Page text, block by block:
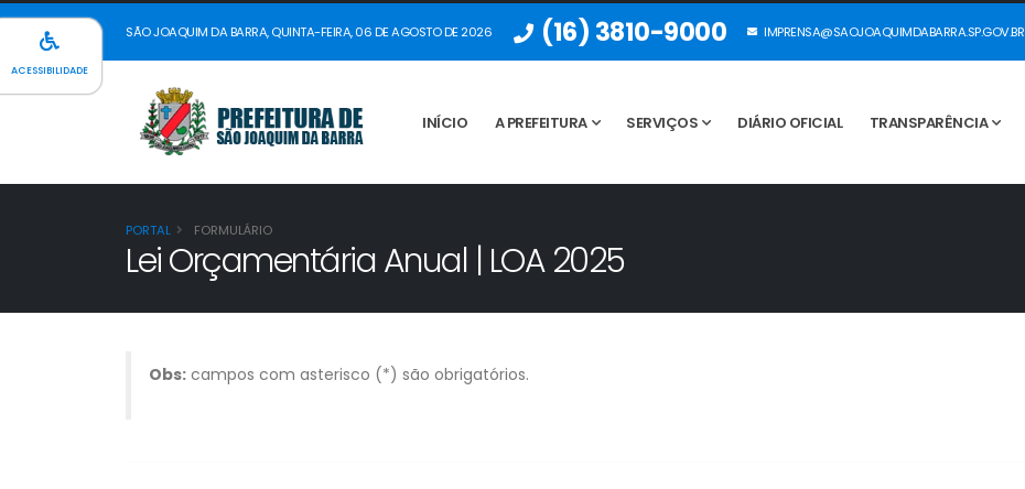
SÃO JOAQUIM DA BARRA, QUINTA-FEIRA, 06 DE AGOSTO DE 2026 (16) 3810-9000 IMPRENSA@SAOJOAQUIMDABARRA.SP.GOV.BR
INÍCIO A PREFEITURA SERVIÇOS DIÁRIO OFICIAL TRANSPARÊNCIA
PORTAL FORMULÁRIO
Lei Orçamentária Anual | LOA 2025
Obs: campos com asterisco (*) são obrigatórios.
ACESSIBILIDADE